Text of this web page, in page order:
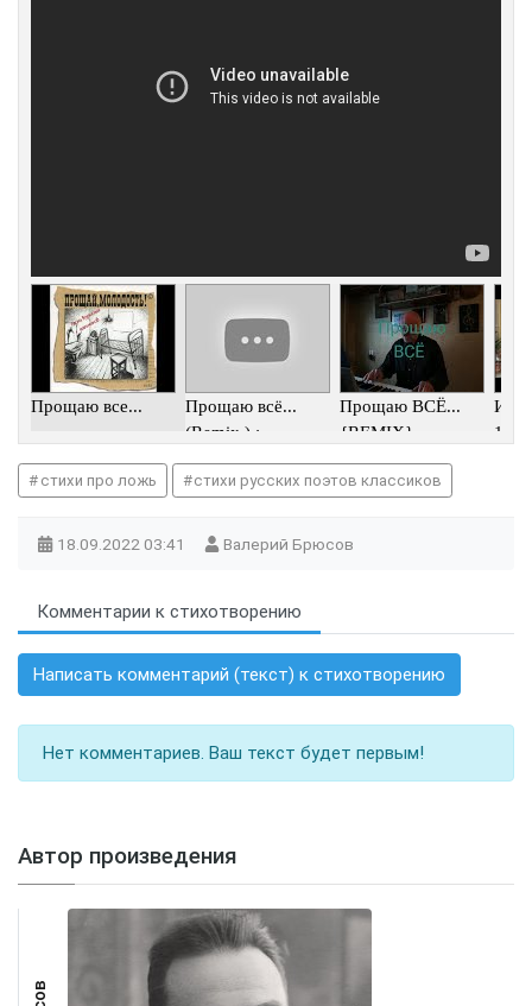
Прощаю все...
Прощаю всё...
(Remix.) :
поэзия
Прощаю ВСЁ...
{REMIX}
стихи про ложь стихи русских поэтов классиков
18.09.2022 03:41 Валерий Брюсов
Комментарии к стихотворению
Написать комментарий (текст) к стихотворению
Нет комментариев. Ваш текст будет первым!
Автор произведения